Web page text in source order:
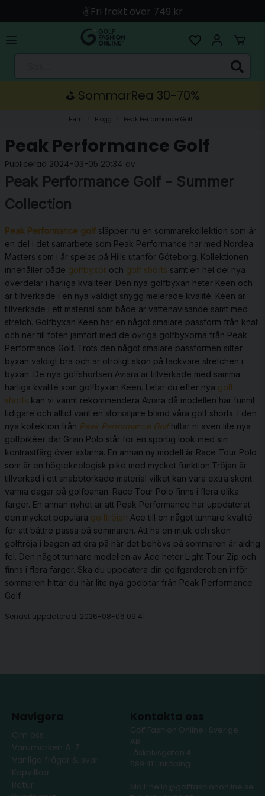
✌️Fri frakt över 749 kr
🚀 Snabb leverans med Instabox & PostNord
🛍️ Betala med Swish, Apple Pay, Kort & Faktura
🚚 Skickas direkt från lagret i Linköping
⛳️ SommarRea 30-70%
Hem Blogg Peak Performance Golf
Peak Performance Golf
Publicerad 2024-03-05 20:34 av
Peak Performance Golf - Summer
Collection
Peak Performance golf släpper nu en sommarekollektion som är
en del i det samarbete som Peak Performance har med Nordea
Masters som i år spelas på Hills utanför Göteborg. Kollektionen
innehåller både golfbyxor och golf shorts samt en hel del nya
överdelar i härliga kvalitéer. Den nya golfbyxan heter Keen och
är tillverkade i en nya väldigt snygg melerade kvalité. Keen är
tillverkade i ett material som både är vattenavisande samt med
stretch. Golfbyxan Keen har en något smalare passform från knät
och ner till foten jämfört med de övriga golfbyxorna från Peak
Performance Golf. Trots den något smalare passformen sitter
byxan väldigt bra och är otroligt skön på tackvare stretchen i
byxan. De nya golfshortsen Aviara är tillverkade med samma
härliga kvalité som golfbyxan Keen. Letar du efter nya golf
shorts kan vi varmt rekommendera Aviara då modellen har funnit
tidigare och alltid varit en storsäljare bland våra golf shorts. I den
nya kollektion från Peak Performance Golf hittar ni även lite nya
golfpikéer där Grain Polo står för en sportig look med sin
kontrastfärg över axlarna. En annan ny modell är Race Tour Polo
som är en högteknologisk piké med mycket funktion.Tröjan är
tillverkad i ett snabbtorkade material vilket kan vara extra skönt
varma dagar på golfbanan. Race Tour Polo finns i flera olika
färger. En annan nyhet är att Peak Performance har uppdaterat
den mycket populära golftröjan Ace till en något tunnare kvalité
för att bättre passa på sommaren. Att ha en mjuk och skön
golftröja i bagen att dra på när det behövs på sommaren är aldrig
fel. Den något tunnare modellen av Ace heter Light Tour Zip och
finns i flera färger. Ska du uppdatera din golfgarderoben inför
sommaren hittar du här lite nya godbitar från Peak Performance
Golf.
Senast uppdaterad: 2026-08-06 09:41
Om oss
Varumärken A-Z
Vanliga frågor & svar
Köpvillkor
Retur
Golf Fashion Online i Sverige
AB
Låskolvsgatan 4
589 41 Linköping
Mail: hello@golffashiononline.se